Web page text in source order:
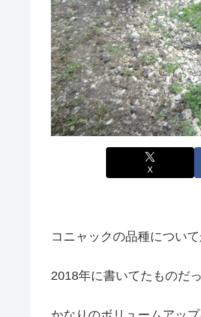
X
コニャックの品種につい
2018年に書いてたものだ